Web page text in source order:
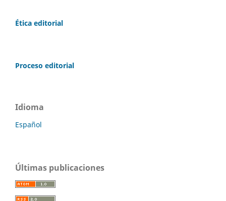
Ética editorial
Proceso editorial
Idioma
Español
Últimas publicaciones